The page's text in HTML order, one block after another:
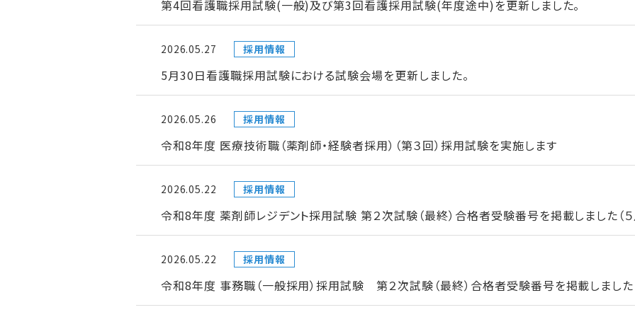
第4回看護職採用試験(一般)及び第3回看護採用試験(年度途中)を更新しました。
2026.05.27 採用情報
5月30日看護職採用試験における試験会場を更新しました。
2026.05.26 採用情報
令和8年度 医療技術職（薬剤師・経験者採用）（第３回）採用試験を実施します
2026.05.22 採用情報
令和8年度 薬剤師レジデント採用試験 第２次試験（最終）合格者受験番号を掲載しました（
2026.05.22 採用情報
令和8年度 事務職（一般採用）採用試験 第２次試験（最終）合格者受験番号を掲載しました